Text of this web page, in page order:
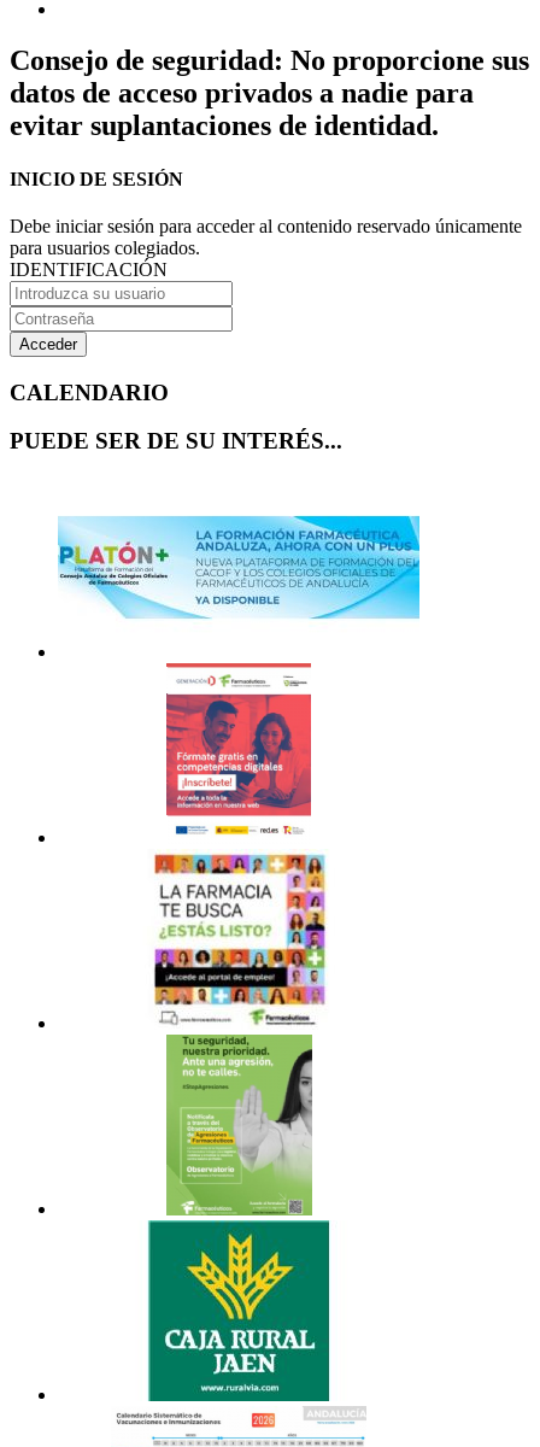
Consejo de seguridad: No proporcione sus
datos de acceso privados a nadie para
evitar suplantaciones de identidad.
INICIO DE SESIÓN
Debe iniciar sesión para acceder al contenido reservado únicamente
para usuarios colegiados.
IDENTIFICACIÓN
Acceder
CALENDARIO
PUEDE SER DE SU INTERÉS...